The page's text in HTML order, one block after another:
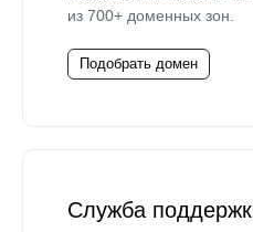
из 700+ доменных зон.
Подобрать домен
Служба